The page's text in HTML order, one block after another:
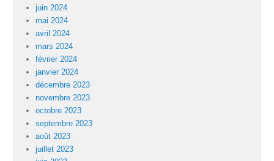
juin 2024
mai 2024
avril 2024
mars 2024
février 2024
janvier 2024
décembre 2023
novembre 2023
octobre 2023
septembre 2023
août 2023
juillet 2023